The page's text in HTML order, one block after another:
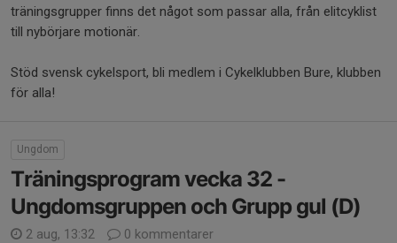
träningsgrupper finns det något som passar alla, från elitcyklist
till nybörjare motionär.
Stöd svensk cykelsport, bli medlem i Cykelklubben Bure, klubben
för alla!
Ungdom
Träningsprogram vecka 32 -
Ungdomsgruppen och Grupp gul (D)
2 aug, 13:32 0 kommentarer